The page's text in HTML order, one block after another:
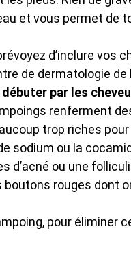
et vous permet de
d’inclure vos
de dermatologie
par les
renferment
trop riches
sodium ou la
d’acné ou une
rouges dont
pour éliminer